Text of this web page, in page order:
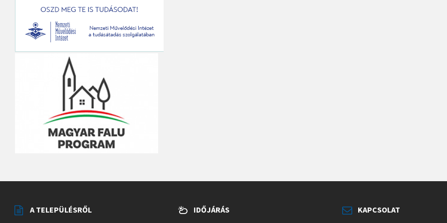
A TELEPÜLÉSRŐL IDŐJÁRÁS KAPCSOLAT